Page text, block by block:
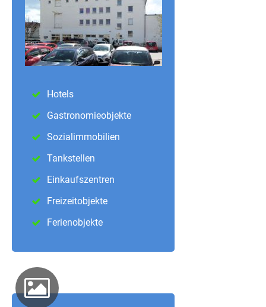
Hotels
Gastronomieobjekte
Sozialimmobilien
Tankstellen
Einkaufszentren
Freizeitobjekte
Ferienobjekte